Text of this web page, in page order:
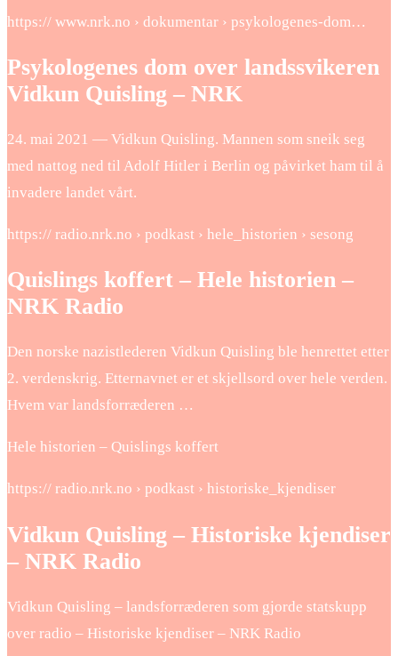
https:// www.nrk.no › dokumentar › psykologenes-dom…
Psykologenes dom over landssvikeren
Vidkun Quisling – NRK
24. mai 2021 — Vidkun Quisling. Mannen som sneik seg
med nattog ned til Adolf Hitler i Berlin og påvirket ham til å
invadere landet vårt.
https:// radio.nrk.no › podkast › hele_historien › sesong
Quislings koffert – Hele historien –
NRK Radio
Den norske nazistlederen Vidkun Quisling ble henrettet etter
2. verdenskrig. Etternavnet er et skjellsord over hele verden.
Hvem var landsforræderen …
Hele historien – Quislings koffert
https:// radio.nrk.no › podkast › historiske_kjendiser
Vidkun Quisling – Historiske kjendiser
– NRK Radio
Vidkun Quisling – landsforræderen som gjorde statskupp
over radio – Historiske kjendiser – NRK Radio